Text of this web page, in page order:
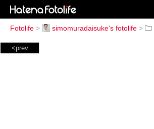
Fotolife > simomuradaisuke's fotolife >
<prev